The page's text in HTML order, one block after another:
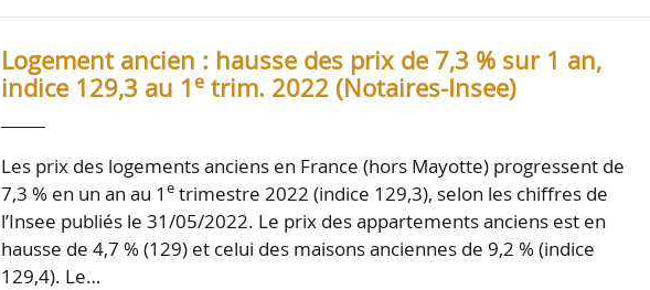
Logement ancien : hausse des prix de 7,3 % sur 1 an,
indice 129,3 au 1 e trim. 2022 (Notaires-Insee)
Les prix des logements anciens en France (hors Mayotte) progressent de
7,3 % en un an au 1e trimestre 2022 (indice 129,3), selon les chiffres de
l’Insee publiés le 31/05/2022. Le prix des appartements anciens est en
hausse de 4,7 % (129) et celui des maisons anciennes de 9,2 % (indice
129,4). Le…